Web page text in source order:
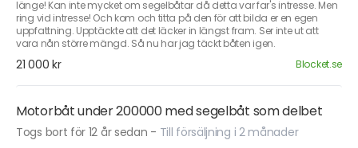
länge! Kan inte mycket om segelbåtar då detta var far's intresse. Men
ring vid intresse! Och kom och titta på den för att bilda er en egen
uppfattning. Upptäckte att det läcker in längst fram. Ser inte ut att
vara nån större mängd. Så nu har jag täckt båten igen.
21 000 kr Blocket.se
Motorbåt under 200000 med segelbåt som delbet
Togs bort för 12 år sedan - Till försäljning i 2 månader